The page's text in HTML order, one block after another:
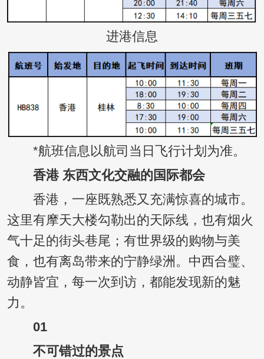
进港信息
*航班信息以航司当日飞行计划为准。
香港 东西文化交融的国际都会
香港，一座既熟悉又充满惊喜的城市。
这里有摩天大楼勾勒出的天际线，也有烟火
气十足的街头巷尾；有世界级的购物与美
食，也有离岛带来的宁静绿洲。中西合璧、
动静皆宜，每一次到访，都能发现新的魅
力。
01
不可错过的景点